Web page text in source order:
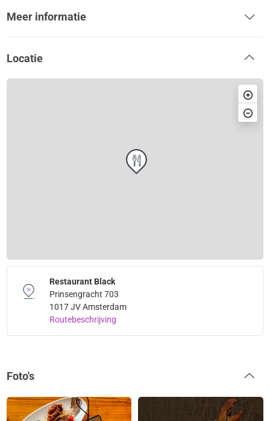
Meer informatie
Locatie
Restaurant Black
Prinsengracht 703
1017 JV Amsterdam
Routebeschrijving
Foto's